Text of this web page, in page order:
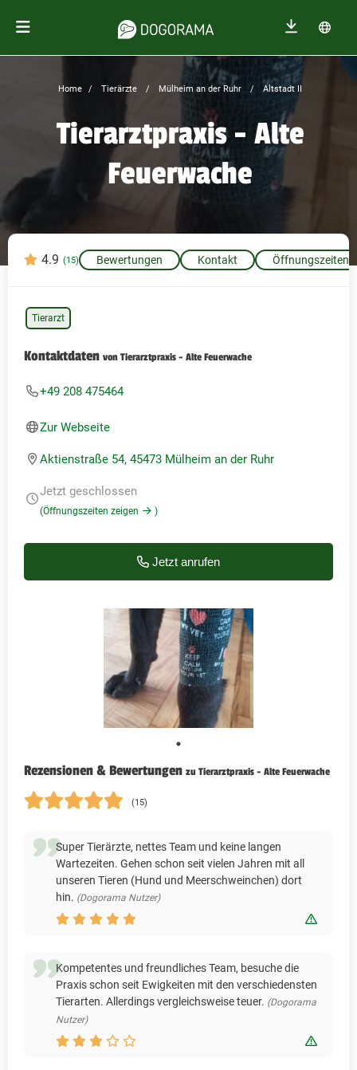
Home Tierärzte Mülheim an der Ruhr Altstadt II
Tierarztpraxis - Alte
Feuerwache
4.9 (15) Bewertungen Kontakt Öffnungszeiten
Tierarzt
Kontaktdaten von Tierarztpraxis - Alte Feuerwache
+49 208 475464
Zur Webseite
Aktienstraße 54, 45473 Mülheim an der Ruhr
Jetzt geschlossen
(Öffnungszeiten zeigen )
Jetzt anrufen
Rezensionen & Bewertungen zu Tierarztpraxis - Alte Feuerwache
(15)
Super Tierärzte, nettes Team und keine langen
Wartezeiten. Gehen schon seit vielen Jahren mit all
unseren Tieren (Hund und Meerschweinchen) dort
hin. (Dogorama Nutzer)
Kompetentes und freundliches Team, besuche die
Praxis schon seit Ewigkeiten mit den verschiedensten
Tierarten. Allerdings vergleichsweise teuer. (Dogorama
Nutzer)